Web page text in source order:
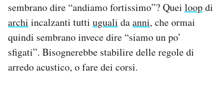
sembrano dire “andiamo fortissimo”? Quei loopdi
archi incalzanti tutti uguali daanni, che ormai
quindi sembrano invece dire “siamo un po’
sfigati”. Bisognerebbe stabilire delle regole di
arredo acustico, o fare dei corsi.